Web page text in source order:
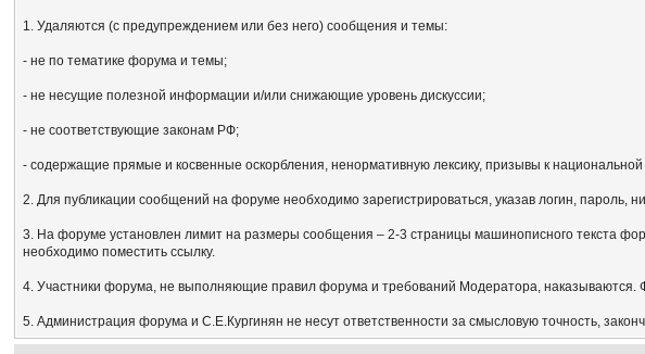
1. Удаляются (с предупреждением или без него) сообщения и темы:
- не по тематике форума и темы;
- не несущие полезной информации и/или снижающие уровень дискуссии;
- не соответствующие законам РФ;
- содержащие прямые и косвенные оскорбления, ненормативную лексику, призывы к
2. Для публикации сообщений на форуме необходимо зарегистрироваться, указав логин, пароль,
3. На форуме установлен лимит на размеры сообщения – 2-3 страницы машинописного текста
необходимо поместить ссылку.
4. Участники форума, не выполняющие правил форума и требований Модератора,
5. Администрация форума и С.Е.Кургинян не несут ответственности за смысловую точность,